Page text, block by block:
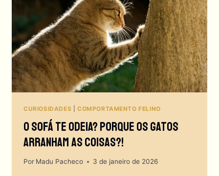
SOLTAM
POUCO
PELO!
CURIOSIDADES COMPORTAMENTO FELINO
O Sofá Te Odeia? Porque Os Gatos
Arranham As Coisas?!
Por Madu Pacheco 3 de janeiro de 2026